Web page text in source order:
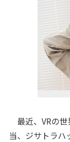
最近、VRの
当、ジサトラハ